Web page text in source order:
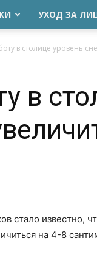
УХОД ЗА
в столице уровень
в
стало известно,
на 4-8